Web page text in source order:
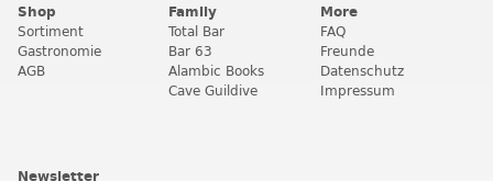
Shop
Sortiment
Gastronomie
AGB
Family
Total Bar
Bar 63
Alambic Books
Cave Guildive
More
FAQ
Freunde
Datenschutz
Impressum
Newsletter